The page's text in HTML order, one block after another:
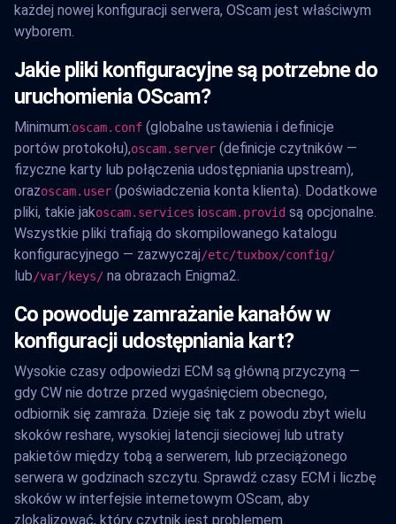
każdej nowej konfiguracji serwera, OScam jest właściwym
wyborem.
Jakie pliki konfiguracyjne są potrzebne do
uruchomienia OScam?
Minimum:oscam.conf (globalne ustawienia i definicje
portów protokołu),oscam.server (definicje czytników —
fizyczne karty lub połączenia udostępniania upstream),
orazoscam.user (poświadczenia konta klienta). Dodatkowe
pliki, takie jakoscam.services ioscam.provid są opcjonalne.
Wszystkie pliki trafiają do skompilowanego katalogu
konfiguracyjnego — zazwyczaj/etc/tuxbox/config/
lub/var/keys/ na obrazach Enigma2.
Co powoduje zamrażanie kanałów w
konfiguracji udostępniania kart?
Wysokie czasy odpowiedzi ECM są główną przyczyną —
gdy CW nie dotrze przed wygaśnięciem obecnego,
odbiornik się zamraża. Dzieje się tak z powodu zbyt wielu
skoków reshare, wysokiej latencji sieciowej lub utraty
pakietów między tobą a serwerem, lub przeciążonego
serwera w godzinach szczytu. Sprawdź czasy ECM i liczbę
skoków w interfejsie internetowym OScam, aby
zlokalizować, który czytnik jest problemem.